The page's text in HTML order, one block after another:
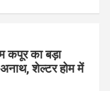
कपूर का बड़ा
शेल्टर होम में